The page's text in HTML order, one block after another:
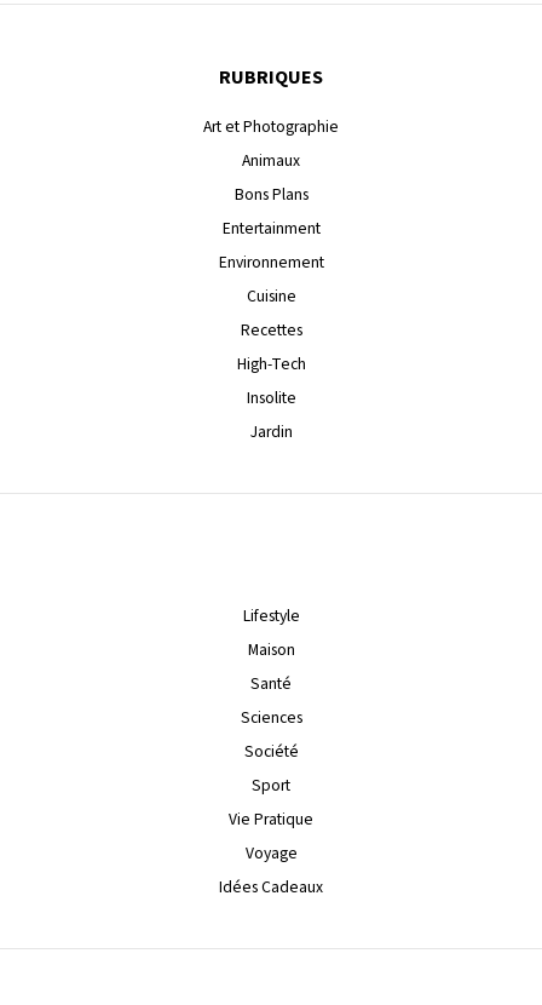
RUBRIQUES
Art et Photographie
Animaux
Bons Plans
Entertainment
Environnement
Cuisine
Recettes
High-Tech
Insolite
Jardin
Lifestyle
Maison
Santé
Sciences
Société
Sport
Vie Pratique
Voyage
Idées Cadeaux